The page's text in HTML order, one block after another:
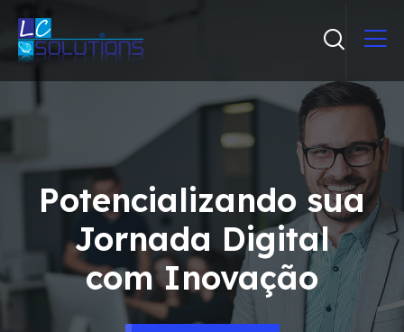
Potencializando sua
Jornada Digital
com Inovação